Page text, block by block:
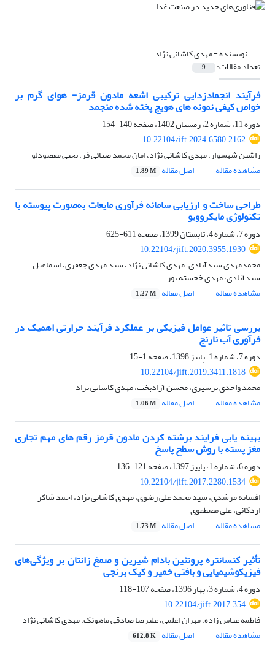
نویسنده =مهدی کاشانی نژاد
تعداد مقالات: 9
فرآیند انجمادزدایی ترکیبی اشعه مادون قرمز- هوای گرم بر
خواص کیفی نمونه های هویج پخته شده منجمد
دوره 11، شماره 2، زمستان 1402، صفحه
140-154
10.22104/ift.2024.6580.2162
راشین شهسوار، مهدی کاشانی نژاد، امان محمد ضیائی فر، یحیی مقصودلو
مشاهده مقاله
اصل مقاله 1.89 M
طراحی ساخت و ارزیابی سامانه فرآوری مایعات به‌صورت پیوسته با
تکنولوژی مایکروویو
دوره 7، شماره 4، تابستان 1399، صفحه
611-625
10.22104/jift.2020.3955.1930
محمدمهدی سیدآبادی، مهدی کاشانی نژاد، سید مهدی جعفری، اسماعیل
سیدآبادی، مهدی خجسته پور
مشاهده مقاله
اصل مقاله 1.27 M
بررسی تاثیر عوامل فیزیکی بر عملکرد فرآیند حرارتی اهمیک در
فرآوری آب نارنج
دوره 7، شماره 1، پاییز 1398، صفحه
1-15
10.22104/jift.2019.3411.1818
محمد واحدی ترشیزی، محسن آزادبخت، مهدی کاشانی نژاد
مشاهده مقاله
اصل مقاله 1.06 M
بهینه یابی فرایند برشته کردن مادون قرمز رقم های مهم تجاری
مغز پسته با روش سطح پاسخ
دوره 6، شماره 1، پاییز 1397، صفحه
121-136
10.22104/jift.2017.2280.1534
افسانه مرشدی، سید محمد علی رضوی، مهدی کاشانی نژاد، احمد شاکر
اردکانی، علی مصطفوی
مشاهده مقاله
اصل مقاله 1.73 M
تأثیر کنسانتره پروتئین بادام شیرین و صمغ زانتان بر ویژگی‌های
فیزیکوشیمیایی و بافتی خمیر و کیک برنجی
دوره 4، شماره 3، بهار 1396، صفحه
107-118
10.22104/jift.2017.354
فاطمه عباس زاده، مهران اعلمی، علیرضا صادقی ماهونک، مهدی کاشانی نژاد
مشاهده مقاله
اصل مقاله 612.8 K